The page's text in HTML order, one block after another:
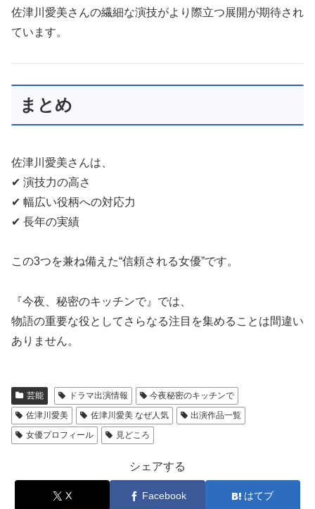
佐津川愛美さんの繊細な演技がより際立つ展開が期待され
ています。
まとめ
佐津川愛美さんは、
✔ 演技力の高さ
✔ 幅広い役柄への対応力
✔ 長年の実績
この3つを兼ね備えた“信頼される女優”です。
『今夜、秘密のキッチンで』では、
物語の重要な役としてさらなる注目を集めることは間違い
ありません。
芸能 ドラマ出演情報
今夜秘密のキッチンで
佐津川愛美
佐津川愛美 なぜ人気
出演作品一覧
女優プロフィール
見どころ
シェアする
X Facebook はてブ